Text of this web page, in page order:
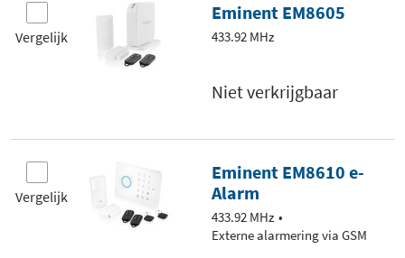
Vergelijk
Eminent EM8605
433.92 MHz
Niet verkrijgbaar
Vergelijk
Eminent EM8610 e-
Alarm
433.92 MHz
Externe alarmering via GSM